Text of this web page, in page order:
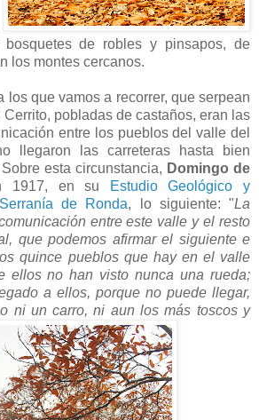
de robles y pinsapos, de
los montes cercanos.
los que vamos a recorrer, que serpean
pobladas de castaños, eran las
entre los pueblos del valle del
llegaron las carreteras hasta bien
esta circunstancia, Domingo de
1917, en su
Estudio Geológico y
de Ronda, lo siguiente: "La
entre este valle y el resto
que podemos afirmar el siguiente e
quince pueblos que hay en el valle
ellos no han visto nunca una rueda;
a ellos, porque no puede llegar,
ni un carro, ni aun los más toscos y